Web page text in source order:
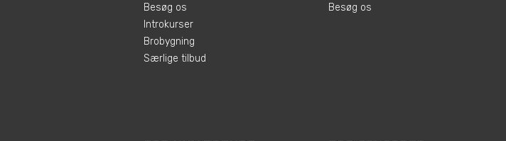
Besøg os
Introkurser
Brobygning
Særlige tilbud
Besøg os